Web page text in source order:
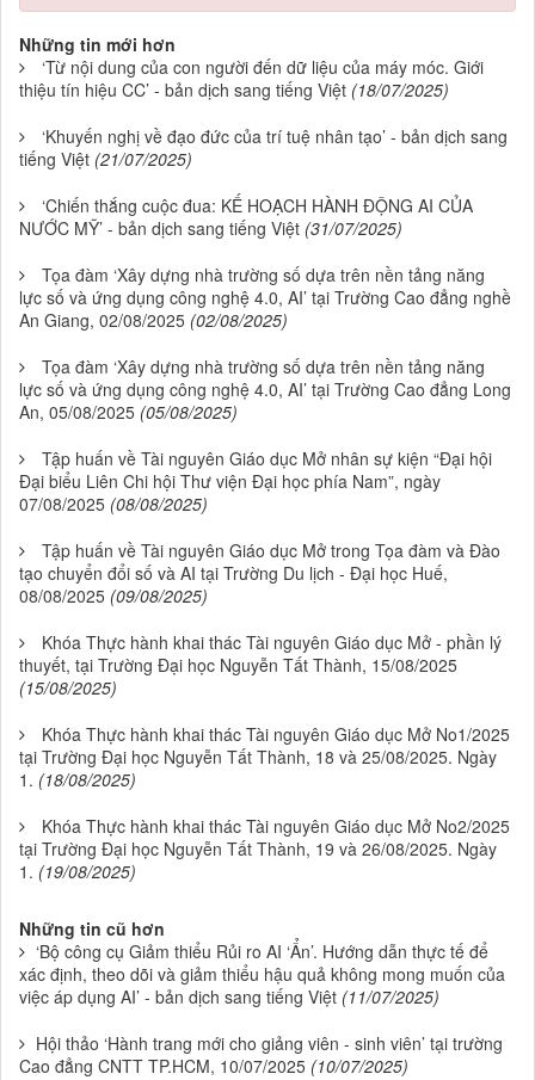
Những tin mới hơn
‘Từ nội dung của con người đến dữ liệu của máy móc. Giới
thiệu tín hiệu CC’ - bản dịch sang tiếng Việt (18/07/2025)
‘Khuyến nghị về đạo đức của trí tuệ nhân tạo’ - bản dịch sang
tiếng Việt (21/07/2025)
‘Chiến thắng cuộc đua: KẾ HOẠCH HÀNH ĐỘNG AI CỦA
NƯỚC MỸ’ - bản dịch sang tiếng Việt (31/07/2025)
Tọa đàm ‘Xây dựng nhà trường số dựa trên nền tảng năng
lực số và ứng dụng công nghệ 4.0, AI’ tại Trường Cao đẳng nghề
An Giang, 02/08/2025 (02/08/2025)
Tọa đàm ‘Xây dựng nhà trường số dựa trên nền tảng năng
lực số và ứng dụng công nghệ 4.0, AI’ tại Trường Cao đẳng Long
An, 05/08/2025 (05/08/2025)
Tập huấn về Tài nguyên Giáo dục Mở nhân sự kiện “Đại hội
Đại biểu Liên Chi hội Thư viện Đại học phía Nam”, ngày
07/08/2025 (08/08/2025)
Tập huấn về Tài nguyên Giáo dục Mở trong Tọa đàm và Đào
tạo chuyển đổi số và AI tại Trường Du lịch - Đại học Huế,
08/08/2025 (09/08/2025)
Khóa Thực hành khai thác Tài nguyên Giáo dục Mở - phần lý
thuyết, tại Trường Đại học Nguyễn Tất Thành, 15/08/2025
(15/08/2025)
Khóa Thực hành khai thác Tài nguyên Giáo dục Mở No1/2025
tại Trường Đại học Nguyễn Tất Thành, 18 và 25/08/2025. Ngày
1. (18/08/2025)
Khóa Thực hành khai thác Tài nguyên Giáo dục Mở No2/2025
tại Trường Đại học Nguyễn Tất Thành, 19 và 26/08/2025. Ngày
1. (19/08/2025)
Những tin cũ hơn
‘Bộ công cụ Giảm thiểu Rủi ro AI ‘Ẩn’. Hướng dẫn thực tế để
xác định, theo dõi và giảm thiểu hậu quả không mong muốn của
việc áp dụng AI’ - bản dịch sang tiếng Việt (11/07/2025)
Hội thảo ‘Hành trang mới cho giảng viên - sinh viên’ tại trường
Cao đẳng CNTT TP.HCM, 10/07/2025 (10/07/2025)